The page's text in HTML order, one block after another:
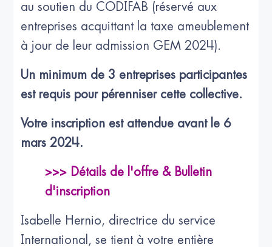
au soutien du CODIFAB (réservé aux
entreprises acquittant la taxe ameublement
à jour de leur admission GEM 2024).
Un minimum de 3 entreprises participantes
est requis pour pérenniser cette collective.
Votre inscription est attendue avant le 6
mars 2024.
>>> Détails de l'offre & Bulletin
d'inscription
Isabelle Hernio, directrice du service
International, se tient à votre entière